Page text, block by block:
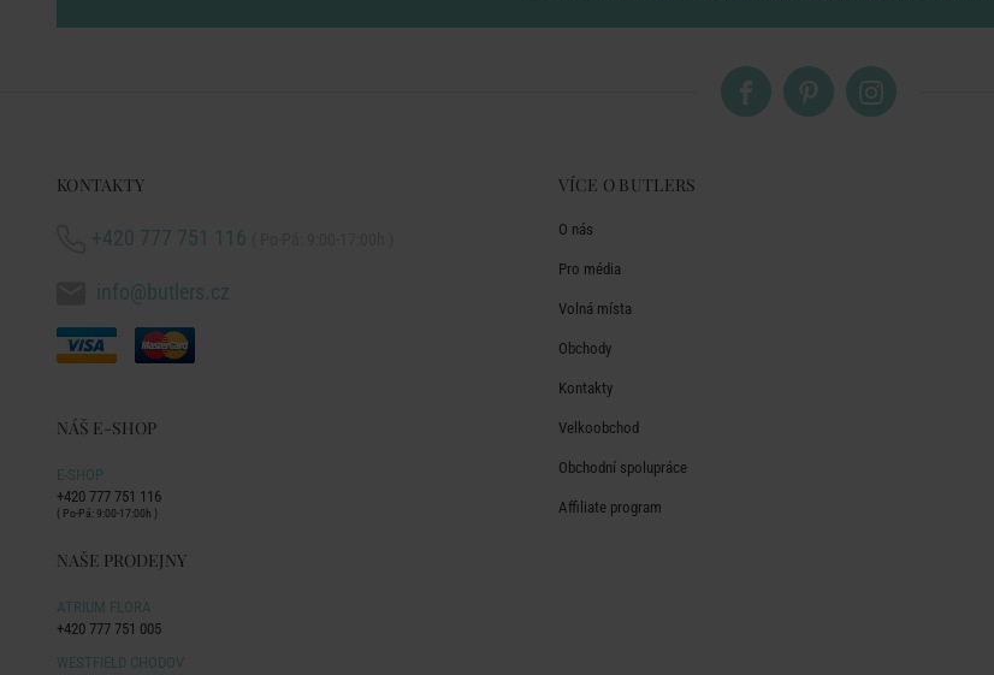
KONTAKTY
+420 777 751 116
info@butlers.cz
NÁŠ E-SHOP
E-SHOP
+420 777 751 116
( Po-Pá: 9:00-17:00h )
NAŠE PRODEJNY
ATRIUM FLORA
+420 777 751 005
WESTFIELD CHODOV
VÍCE O BUTLERS
O nás
Pro média
Volná místa
Obchody
Kontakty
Velkoobchod
Obchodní spolupráce
Affiliate program